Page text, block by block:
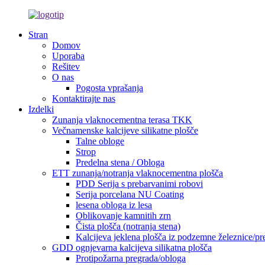
Stran
Domov
Uporaba
Rešitev
O nas
Pogosta vprašanja
Kontaktirajte nas
Izdelki
Zunanja vlaknocementna terasa TKK
Večnamenske kalcijeve silikatne plošče
Talne obloge
Strop
Predelna stena / Obloga
ETT zunanja/notranja vlaknocementna plošča
PDD Serija s prebarvanimi robovi
Serija porcelana NU Coating
lesena obloga iz lesa
Oblikovanje kamnitih zrn
Čista plošča (notranja stena)
Kalcijeva jeklena plošča iz podzemne železnice/
GDD ognjevarna kalcijeva silikatna plošča
Protipožarna pregrada/obloga